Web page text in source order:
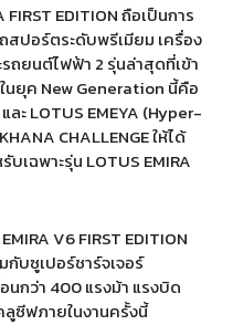
EDITION ถือเป็นการ
สปอร์ตระดับพรีเมียม เครื่อง
ถยนต์ไฟฟ้า 2 รุ่นล่าสุดที่เข้า
ยุค New Generation นี้คือ
ละ LOTUS EMEYA (Hyper-
CHALLENGE ให้ได้
เฉพาะรุ่น LOTUS EMIRA
V6 FIRST EDITION
บซูเปอร์ชาร์จเจอร์
นกว่า 400 แรงม้า แรงบิด
ซีฟภายในงานครั้งนี้